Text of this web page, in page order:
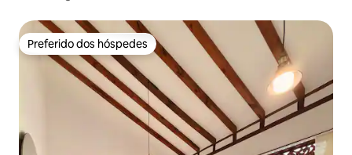
Preferido dos hóspedes
Preferido dos hóspedes